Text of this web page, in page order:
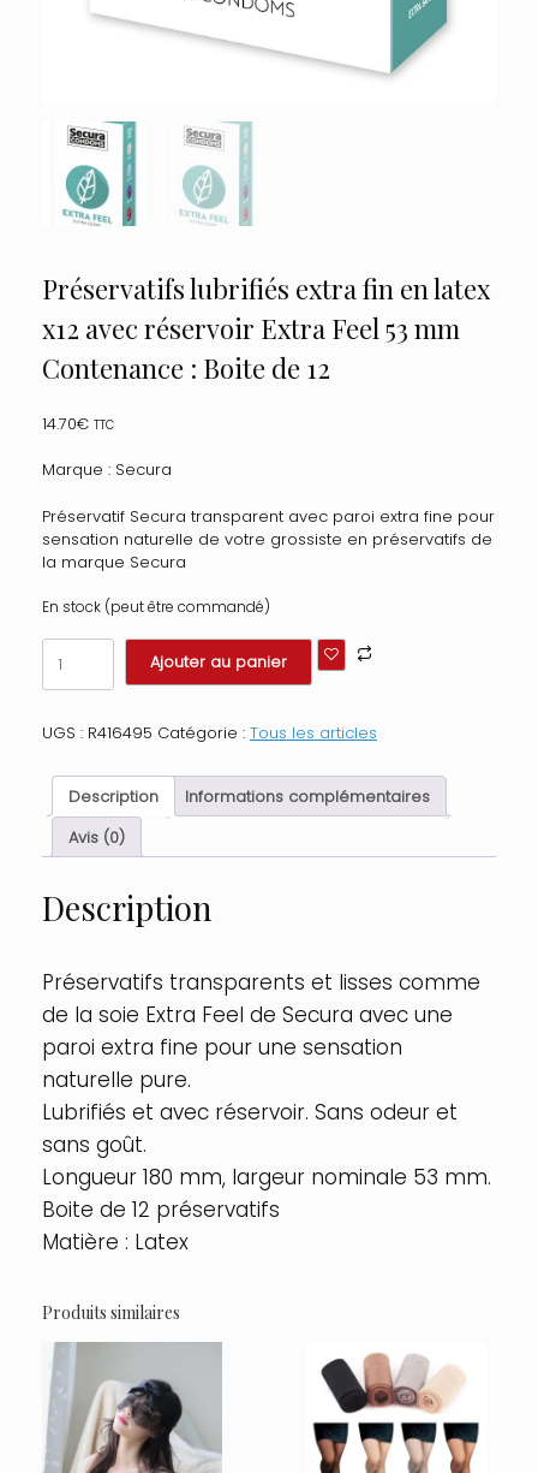
Préservatifs lubrifiés extra fin en latex
x12 avec réservoir Extra Feel 53 mm
Contenance : Boite de 12
14.70€ TTC
Marque : Secura
Préservatif Secura transparent avec paroi extra fine pour
sensation naturelle de votre grossiste en préservatifs de
la marque Secura
En stock (peut être commandé)
quantité
de
Préservatifs
extra
en
latex
avec
Extra
Feel
mm
Contenance
:
Boite
de
12
Ajouter au panier
UGS : R416495 Catégorie : Tous les articles
Description
Informations complémentaires
Avis (0)
Description
Préservatifs transparents et lisses comme
de la soie Extra Feel de Secura avec une
paroi extra fine pour une sensation
naturelle pure.
Lubrifiés et avec réservoir. Sans odeur et
sans goût.
Longueur 180 mm, largeur nominale 53 mm.
Boite de 12 préservatifs
Matière : Latex
Produits similaires